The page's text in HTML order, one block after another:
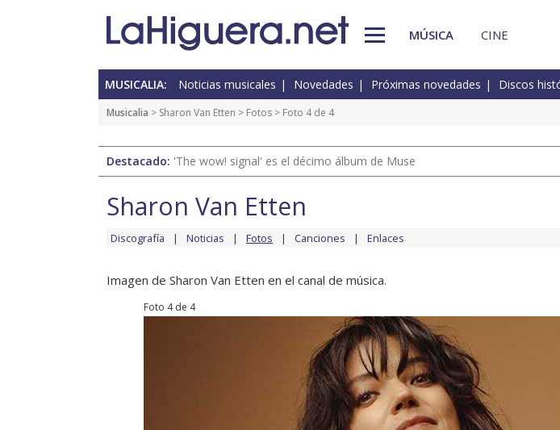
MÚSICA CINE
MUSICALIA: Noticias musicales Novedades Próximas novedades Discos
Musicalia > Sharon Van Etten > Fotos > Foto 4 de 4
Destacado: 'The wow! signal' es el décimo álbum de Muse
Sharon Van Etten
Discografía Noticias Fotos Canciones Enlaces
Imagen de Sharon Van Etten en el canal de música.
Foto 4 de 4